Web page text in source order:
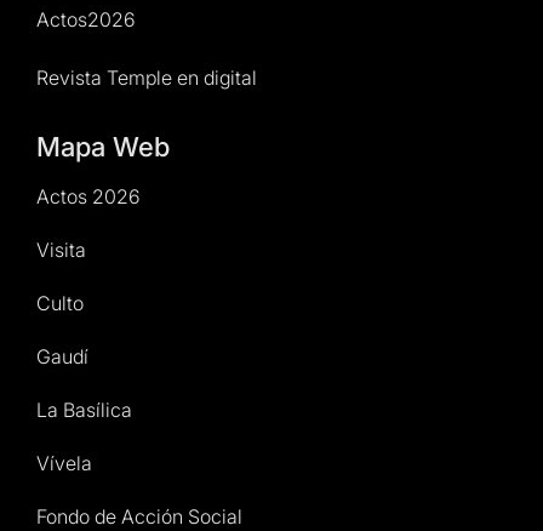
Actos2026
Revista Temple en digital
Mapa Web
Actos 2026
Visita
Culto
Gaudí
La Basílica
Vívela
Fondo de Acción Social